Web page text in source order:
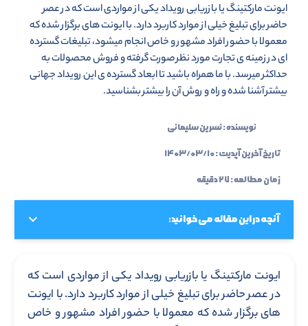
ایونت مارکتینگ یا بازریابی رویداد یکی از مواردی است که در عصر
حاضر برای تبلیغ خیلی از موارد کاربرد دارد. با ایونت های برگزار شده که
معمولا با حضور افراد مشهور و خاص انجام میشود، تبلیغات گسترده
ای در زمینه ی تجارت مورد نظر صورت گرفته و فروش محصولات به
حداکثر میرسد. با ما همراه باشید تا ابعاد گسترده ی این رویداد جهانی
بیشتر آشنا شده و راه و روش آن را بیشتر بشناسید.
نویسنده :نسرین سلیمانی
تاریخ آخرین آپدیت :۱۴۰۳/۰۳/۱۰
زمان مطالعه : ۲۷ دقیقه
آنچه در این مقاله می خوانید:
ایونت مارکتینگ یا بازریابی رویداد یکی از مواردی است که
در عصر حاضر برای تبلیغ خیلی از موارد کاربرد دارد. با ایونت
های برگزار شده که معمولا با حضور افراد مشهور و خاص